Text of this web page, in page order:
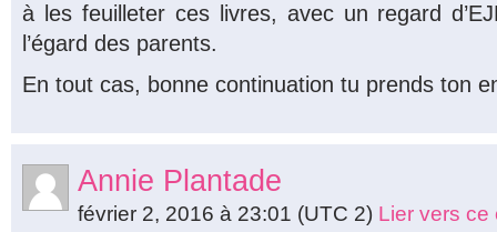
à les feuilleter ces livres, avec un regard
l’égard des parents.
En tout cas, bonne continuation tu prends ton
Annie Plantade
février 2, 2016 à 23:01 (UTC 2) Lier vers ce